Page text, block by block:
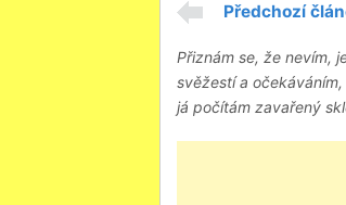
Předchozí
Přiznám se, že nevím,
svěžestí a
já počítám zavařený